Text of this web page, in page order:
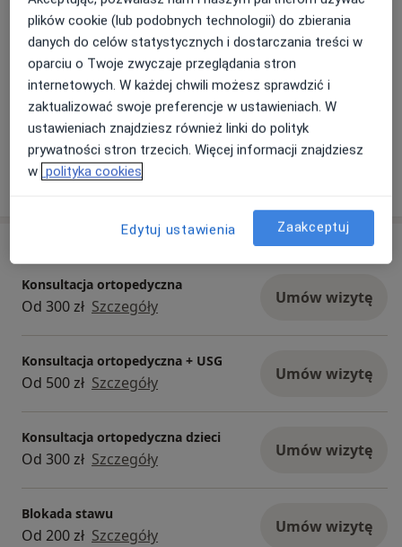
na najwyższym poziomie i działania w zakresie
promocji zdrowia. Lekarze Premium Medical
wybiorą najlepszą metodę leczenia. Na każdym
etapie będą również służyć radą i wsparciem.
Wszystkich pacjentów traktujemy poważnie, z
szacunkiem i zainteresowaniem, a każdy przejaw
troski o zdrowie uważamy za godny uwagi.
Serdecznie zapraszamy do Premium Medical!
Dowiedz się więcej
26/07/2025
Konsultacja ortopedyczna
Od 300 zł Szczegóły Umów wizytę
Konsultacja ortopedyczna + USG
Od 500 zł Szczegóły Umów wizytę
Konsultacja ortopedyczna dzieci
Od 300 zł Szczegóły Umów wizytę
Blokada stawu
Od 200 zł Szczegóły Umów wizytę
plików cookie (lub podobnych technologii) do zbierania
danych do celów statystycznych i dostarczania treści w
oparciu o Twoje zwyczaje przeglądania stron
internetowych. W każdej chwili możesz sprawdzić i
zaktualizować swoje preferencje w ustawieniach. W
ustawieniach znajdziesz również linki do polityk
prywatności stron trzecich. Więcej informacji znajdziesz
w polityka cookies
Edytuj ustawienia Zaakceptuj